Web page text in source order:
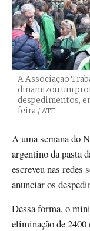
A Associação
dinamizou um
despedimentos,
feira Créditos
/ ATE
A uma semana do
argentino da pasta
escreveu nas redes
anunciar os
Dessa forma, o
eliminação de